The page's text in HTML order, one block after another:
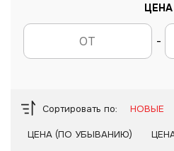
ЦЕНА
-
Сортировать по: НОВЫЕ
ЦЕНА (ПО УБЫВАНИЮ)